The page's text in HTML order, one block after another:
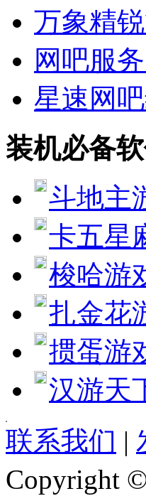
万象精
网吧服
星速网
装机必备
斗地主
卡五星
梭哈游
扎金花
掼蛋游
汉游天
[quote] [size=4][b][url=http://
[b]软件语言:[/b] 简体中文
[b]软件类别:[/b] 网吧管理
[b]运行环境:[/b]
[b]授权方式:[/b] 共享软件
联系我们 |
Copyright